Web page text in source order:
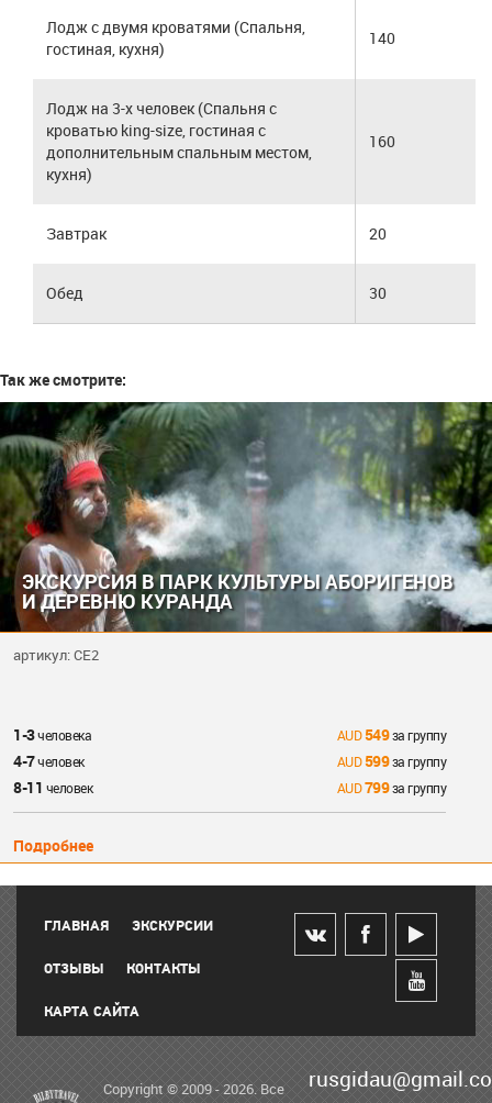
Лодж с двумя кроватями (Спальня,
гостиная, кухня)
140
Лодж на 3-х человек (Спальня с
кроватью king-size, гостиная с
дополнительным спальным местом,
кухня)
160
Завтрак 20
Обед 30
Так же смотрите:
ЭКСКУРСИЯ В ПАРК КУЛЬТУРЫ АБОРИГЕНОВ
И ДЕРЕВНЮ КУРАНДА
артикул: CE2
1-3человека 549за группу
4-7человек 599за группу
8-11 человек 799за группу
Подробнее
ГЛАВНАЯ ЭКСКУРСИИ
ОТЗЫВЫ КОНТАКТЫ
КАРТА САЙТА
Copyright © 2009 - 2026. Все